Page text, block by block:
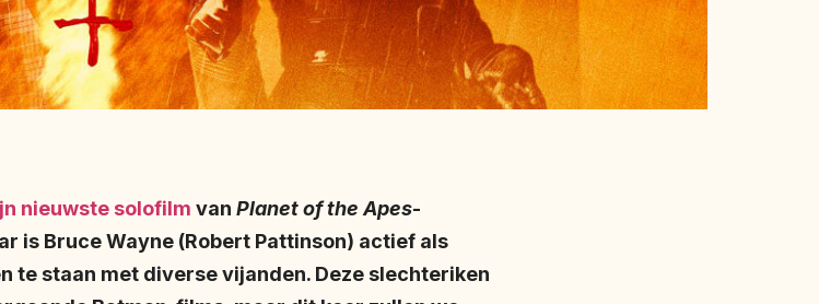
nieuwste solofilm van Planet of the Apes-
is Bruce Wayne (Robert Pattinson) actief als
te staan met diverse vijanden. Deze slechteriken